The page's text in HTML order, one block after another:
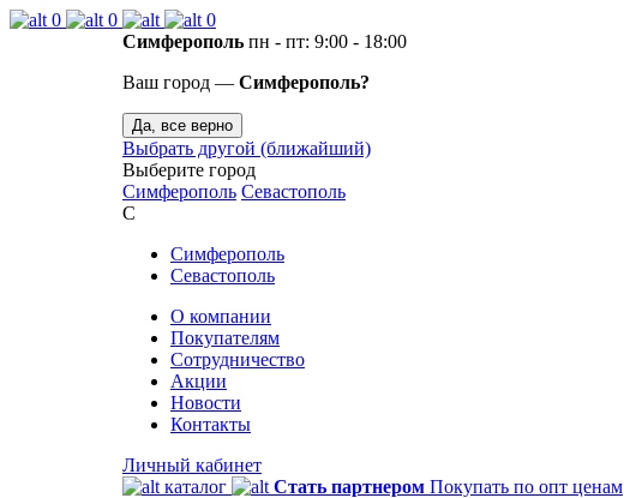
0 0
0
Симферополь пн - пт: 9:00 - 18:00
Ваш город — Симферополь?
Да, все верно
Выбрать другой (ближайший)
Выберите город
Симферополь Севастополь
С
Симферополь
Севастополь
О компании
Покупателям
Сотрудничество
Акции
Новости
Контакты
Личный кабинет
каталог
Стать партнером Покупать по опт ценам